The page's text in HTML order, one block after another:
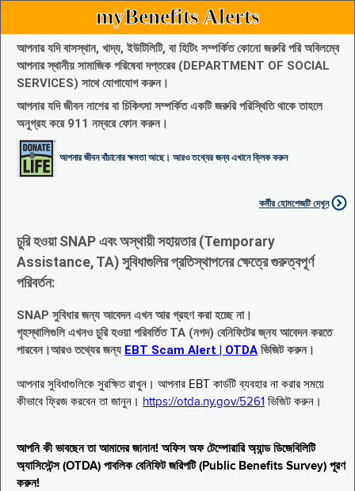
myBenefits Alerts
আপনার যদি বাসস্থান, খাদ্য, ইউটিলিটি, বা হিটিং সম্পর্কিত কোনো জরুরি পরি অবিলম্বে
আপনার স্থানীয় সামাজিক পরিষেবা দপ্তরের (DEPARTMENT OF SOCIAL
SERVICES) সাথে যোগাযোগ করুন।
আপনার যদি জীবন নাশের বা চিকিৎসা সম্পর্কিত একটি জরুরি পরিস্থিতি থাকে তাহলে
অনুগ্রহ করে 911 নম্বরে ফোন করুন।
আপনার জীবন বাঁচানোর ক্ষমতা আছে। আরও তথ্যের জন্য এখানে ক্লিক করুন
কর্মীর হোমপেজটি দেখুন
চুরি হওয়া SNAP এবং অস্থায়ী সহায়তার (Temporary
Assistance, TA) সুবিধাগুলির প্রতিস্থাপনের ক্ষেত্রে গুরুত্বপূর্ণ
পরিবর্তন:
SNAP সুবিধার জন্য আবেদন এখন আর গ্রহণ করা হচ্ছে না।
গৃহস্থালিগুলি এখনও চুরি হওয়া পরিবর্তিত TA (নগদ) বেনিফিটের জ্নয আবেদন করতে
পারবেন।আরও তথ্যের জন্য EBT Scam Alert | OTDA ভিজিট করুন।
আপনার সুবিধাগুলিকে সুরক্ষিত রাখুন। আপনার EBT কার্ডটি ব্যবহার না করার সময়ে
কীভাবে ফ্রিজ করবেন তা জানুন। https://otda.ny.gov/5261 ভিজিট করুন।
আপনি কী ভাবছেন তা আমাদের জানান! অফিস অফ টেম্পোরারি অ্যান্ড ডিজেবিলিটি
অ্যাসিস্টেন্স (OTDA) পাবলিক বেনিফিট জরিপটি (Public Benefits Survey) পূরণ
করুন!